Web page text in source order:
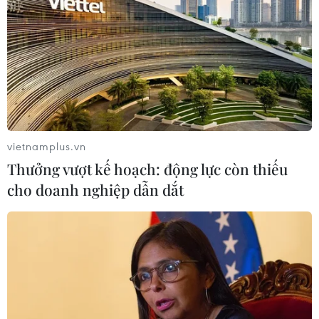
Theo dõi VietnamPlus
TIN LIÊN QUAN
vietnamplus.vn
Thưởng vượt kế hoạch: động lực còn thiếu
cho doanh nghiệp dẫn dắt